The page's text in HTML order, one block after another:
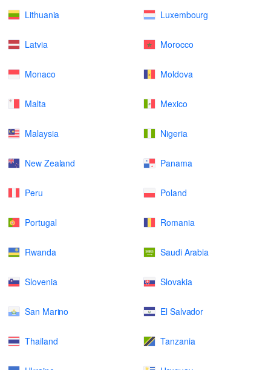
Lithuania Luxembourg
Latvia Morocco
Monaco Moldova
Malta Mexico
Malaysia Nigeria
New Zealand Panama
Peru Poland
Portugal Romania
Rwanda Saudi Arabia
Slovenia Slovakia
San Marino El Salvador
Thailand Tanzania